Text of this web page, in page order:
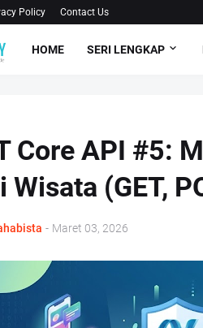
Policy Contact Us
HOME SERI LENGKAP
Core API #5:
(GET,
- Maret 03, 2026